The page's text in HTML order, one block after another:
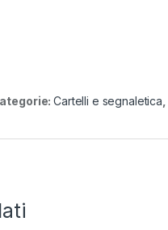
Cartelli e segnaletica